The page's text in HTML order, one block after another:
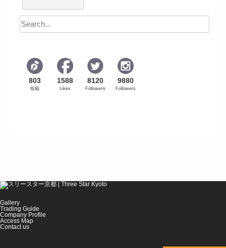
803
投稿
1588
Likes
8120
Followers
9880
Followers
Gallery
Trading Guide
Company Profile
Access Map
Contact us